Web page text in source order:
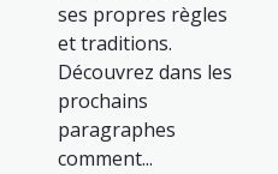
ses propres règles
et traditions.
Découvrez dans les
prochains
paragraphes
comment...